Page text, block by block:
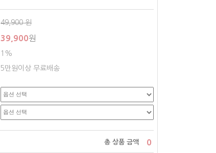
49,900원
39,900원
1%
5만원이상 무료배송
총 상품 금액 0